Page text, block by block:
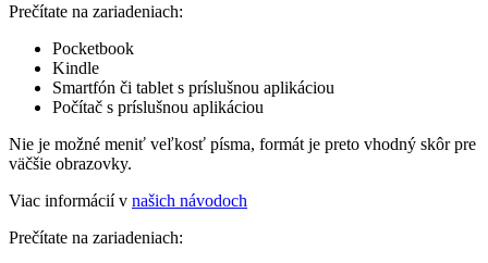
Prečítate na zariadeniach:
Pocketbook
Kindle
Smartfón či tablet s príslušnou aplikáciou
Počítač s príslušnou aplikáciou
Nie je možné meniť veľkosť písma, formát je preto vhodný skôr pre
väčšie obrazovky.
Viac informácií v našich návodoch
Prečítate na zariadeniach: